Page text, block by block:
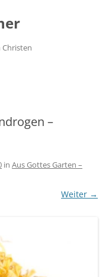
Christen
–
in Aus Gottes Garten –
Weiter →